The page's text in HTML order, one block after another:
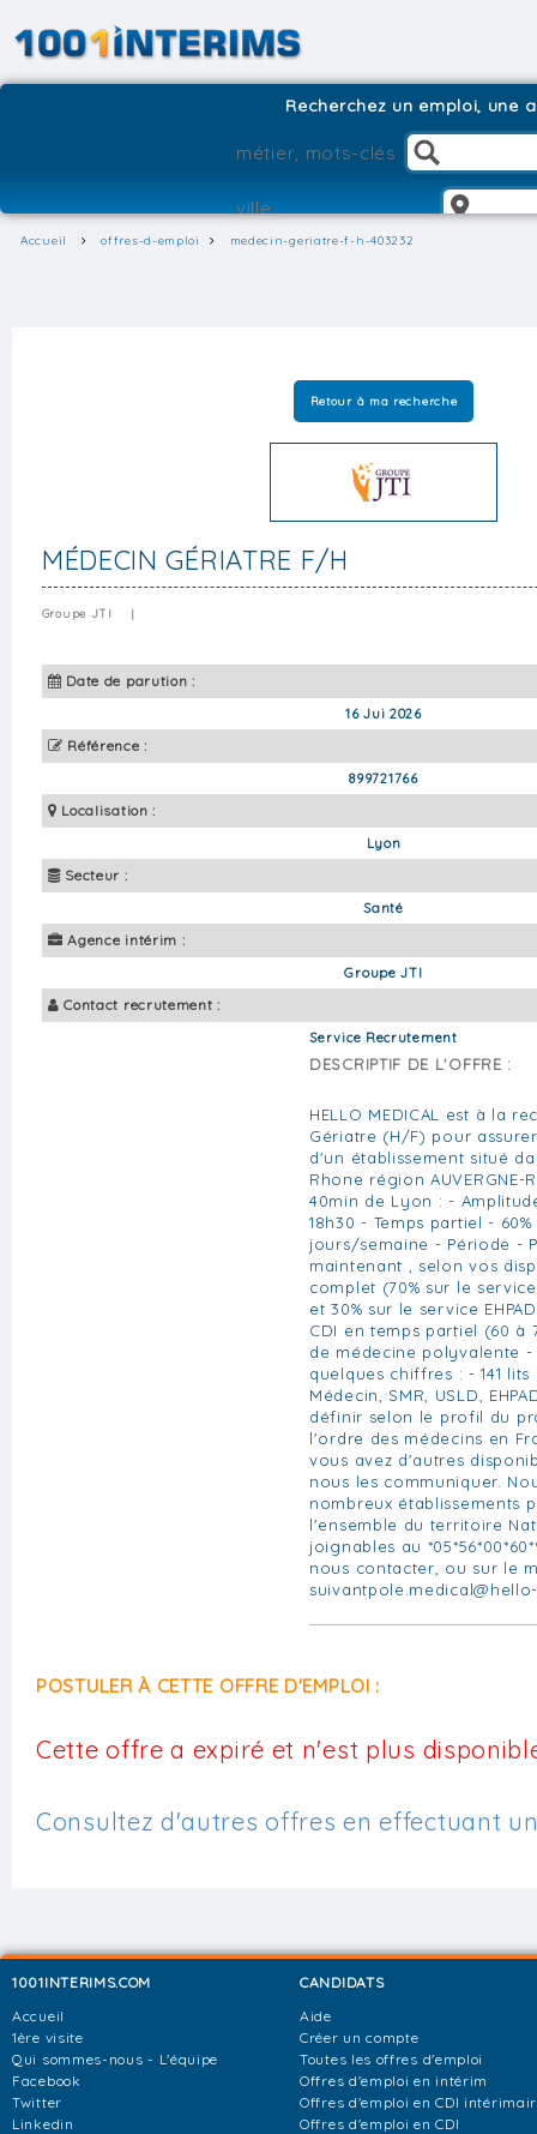
Recherchez un emploi, une
Accueil offres-d-emploi medecin-geriatre-f-h-403232
Retour à ma recherche
MÉDECIN GÉRIATRE F/H
Groupe JTI |
Date de parution :
16 Jui 2026
Référence :
899721766
Localisation :
Lyon
Secteur :
Santé
Agence intérim :
Groupe JTI
Contact recrutement :
Service Recrutement
DESCRIPTIF DE L'OFFRE :
HELLO MEDICAL est à la
Gériatre (H/F) pour
d'un établissement situé
Rhone région AUVERGNE-
40min de Lyon : -
18h30 - Temps partiel - 60%
jours/semaine - Période -
maintenant , selon vos
complet (70% sur le
et 30% sur le service
CDI en temps partiel (60 à
de médecine polyvalente
quelques chiffres : - 141
Médecin, SMR, USLD,
définir selon le profil du
l'ordre des médecins en
vous avez d'autres
nous les communiquer.
nombreux établissements
l'ensemble du territoire
joignables au
nous contacter, ou sur le
POSTULER À CETTE OFFRE D'EMPLOI :
Cette offre a expiré et n'est plus
Consultez d'autres offres en effectuant
1001INTERIMS.COM
Accueil
1ère visite
Qui sommes-nous - L'équipe
Facebook
Twitter
Linkedin
CANDIDATS
Aide
Créer un compte
Toutes les offres d'emploi
Offres d'emploi en intérim
Offres d'emploi en CDI
Offres d'emploi en CDI